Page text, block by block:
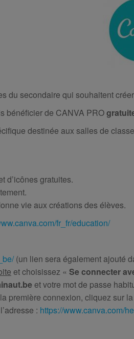
du secondaire qui souhaitent
bénéficier de CANVA PRO
destinée aux salles de
d’icônes gratuites.
vie aux créations des élèves.
fr_fr/education/
(un lien sera également ajouté
et choisissez « Se connecter
et votre mot de passe
première connexion, cliquez
: https://www.canva.com/